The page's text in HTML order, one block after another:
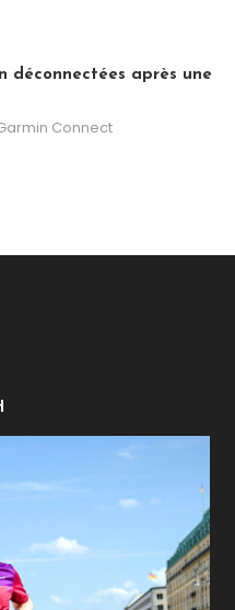
déconnectées après une
Connect